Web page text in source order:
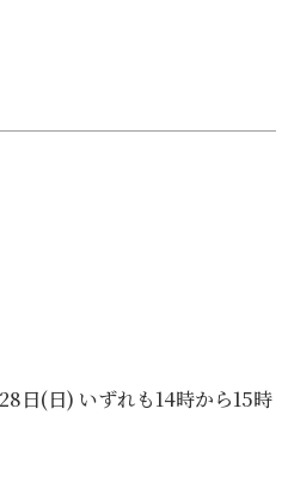
日(日) いずれも14時から15時